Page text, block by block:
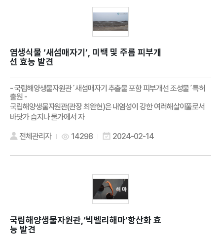
염생식물 ‘새섬매자기’, 미백 및 주름 피부개
선 효능 발견
- 국립해양생물자원관´새섬매자기 추출물 포함 피부개선 조성물´특허
출원 -
국립해양생물자원관(관장 최완현)은 내염성이 강한 여러해살이풀로서
바닷가 습지나 물가에서 자
전체관리자 14298 2024-02-14
국립해양생물자원관,‘빅벨리해마’항산화 효
능 발견